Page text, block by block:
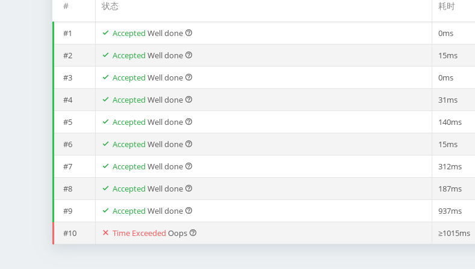
# 状态 耗时
#1 Accepted Well done 0ms
#2 Accepted Well done 15ms
#3 Accepted Well done 0ms
#4 Accepted Well done 31ms
#5 Accepted Well done 140ms
#6 Accepted Well done 15ms
#7 Accepted Well done 312ms
#8 Accepted Well done 187ms
#9 Accepted Well done 937ms
#10 Time Exceeded Oops ≥1015ms